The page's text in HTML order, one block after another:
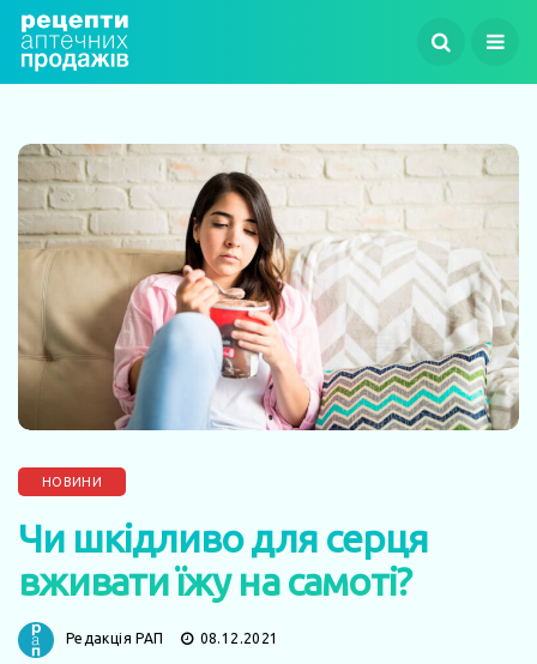
НОВИНИ
Чи шкідливо для серця
вживати їжу на самоті?
Редакція РАП 08.12.2021